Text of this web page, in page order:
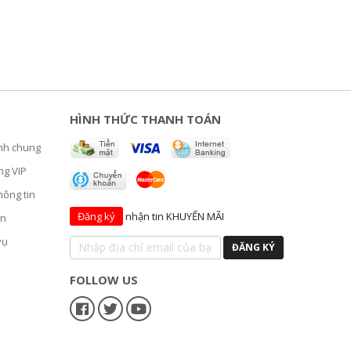
chung
VIP
tin
HÌNH THỨC THANH TOÁN
Đăng ký nhận tin KHUYẾN MÃI
FOLLOW US